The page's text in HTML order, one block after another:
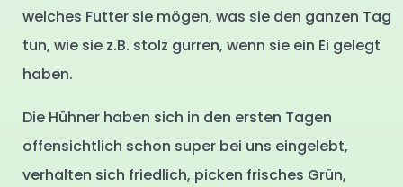
welches Futter sie mögen, was sie den ganzen Tag
tun, wie sie z.B. stolz gurren, wenn sie ein Ei gelegt
haben.
Die Hühner haben sich in den ersten Tagen
offensichtlich schon super bei uns eingelebt,
verhalten sich friedlich, picken frisches Grün,